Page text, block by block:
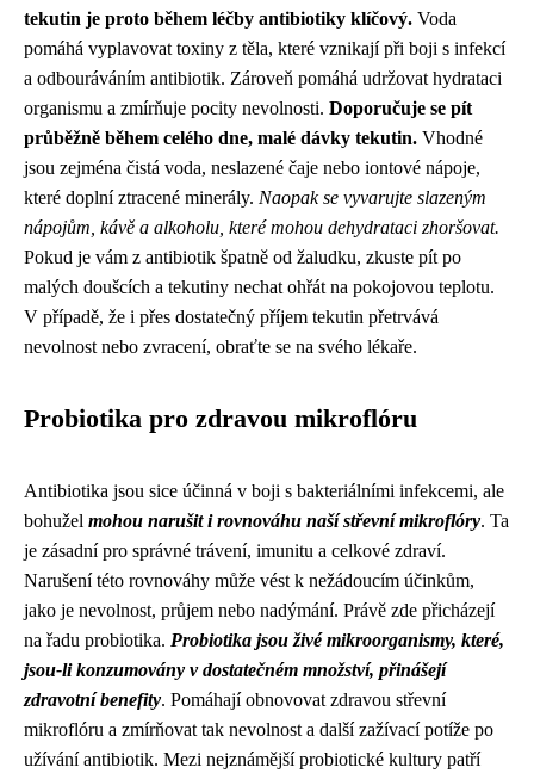
tekutin je proto během léčby antibiotiky klíčový. Voda
pomáhá vyplavovat toxiny z těla, které vznikají při boji s infekcí
a odbouráváním antibiotik. Zároveň pomáhá udržovat hydrataci
organismu a zmírňuje pocity nevolnosti. Doporučuje se pít
průběžně během celého dne, malé dávky tekutin. Vhodné
jsou zejména čistá voda, neslazené čaje nebo iontové nápoje,
které doplní ztracené minerály. Naopak se vyvarujte slazeným
nápojům, kávě a alkoholu, které mohou dehydrataci zhoršovat.
Pokud je vám z antibiotik špatně od žaludku, zkuste pít po
malých doušcích a tekutiny nechat ohřát na pokojovou teplotu.
V případě, že i přes dostatečný příjem tekutin přetrvává
nevolnost nebo zvracení, obraťte se na svého lékaře.
Probiotika pro zdravou mikroflóru
Antibiotika jsou sice účinná v boji s bakteriálními infekcemi, ale
bohužel mohou narušit i rovnováhu naší střevní mikroflóry. Ta
je zásadní pro správné trávení, imunitu a celkové zdraví.
Narušení této rovnováhy může vést k nežádoucím účinkům,
jako je nevolnost, průjem nebo nadýmání. Právě zde přicházejí
na řadu probiotika. Probiotika jsou živé mikroorganismy, které,
jsou-li konzumovány v dostatečném množství, přinášejí
zdravotní benefity. Pomáhají obnovovat zdravou střevní
mikroflóru a zmírňovat tak nevolnost a další zažívací potíže po
užívání antibiotik. Mezi nejznámější probiotické kultury patří